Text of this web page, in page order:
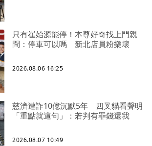
只有崔始源能停！本尊好奇找上門親
問：停車可以嗎 新北店員粉樂壞
2026.08.06 16:25
慈濟遭詐10億沉默5年 四叉貓看聲明
「重點就這句」：若判有罪錢還我
2026.08.07 10:49